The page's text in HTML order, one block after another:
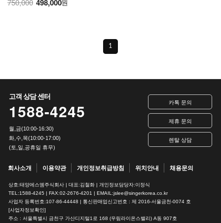
498,000원
1
고객 상담 센터
1588-4245
월,금(10:00-16:30)
화,수,목(10:00-17:00)
(토,일,공휴일 휴무)
카톡 문의
제휴 문의
렌탈 상담
회사소개 이용약관 개인정보취급방침 위치안내 채용문의
상호:태양에스엠주식회사 | 대표:김철화 | 개인정보담당자:이정식
TEL:1588-4245 | FAX:02-2676-4201 | EMAIL:jslee@singerkorea.co.kr
사업자 등록번호:107-86-44448 | 통신판매업신고번호 : 제 2016-서울금천-0074 호
[사업자정보확인]
주소 : 서울특별시 금천구 가산디지털1로 168 (우림라이온스밸리) A동 907호